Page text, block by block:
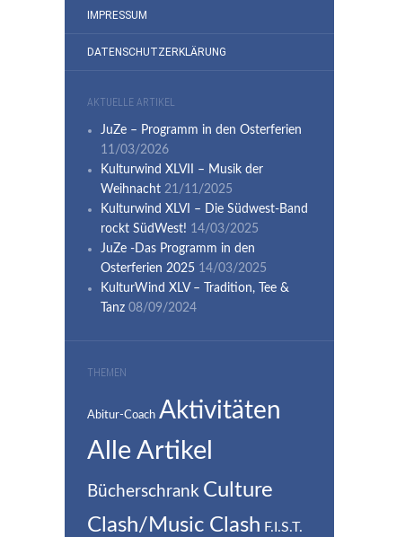
IMPRESSUM
DATENSCHUTZERKLÄRUNG
AKTUELLE ARTIKEL
JuZe – Programm in den Osterferien
11/03/2026
Kulturwind XLVII – Musik der
Weihnacht 21/11/2025
Kulturwind XLVI – Die Südwest-Band
rockt SüdWest! 14/03/2025
JuZe -Das Programm in den
Osterferien 2025 14/03/2025
KulturWind XLV – Tradition, Tee &
Tanz 08/09/2024
THEMEN
Abitur-Coach Aktivitäten
Alle Artikel
Bücherschrank Culture
Clash/Music Clash F.I.S.T.